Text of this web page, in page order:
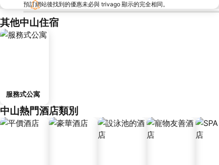
預訂網站後找到的優惠未必與 trivago 顯示的完全相同。
其他中山住宿
服務式公寓
中山熱門酒店類別